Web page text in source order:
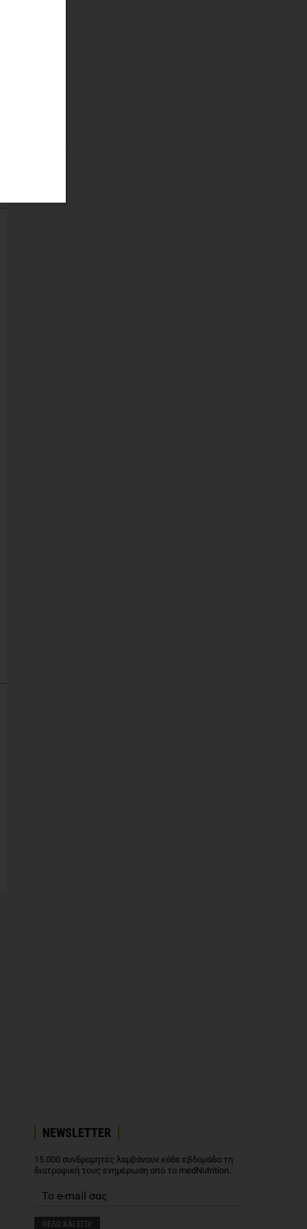
NEWSLETTER
15.000 συνδρομητές λαμβάνουν κάθε εβδομάδα τη
διατροφική τους ενημέρωση από το medNutrition.